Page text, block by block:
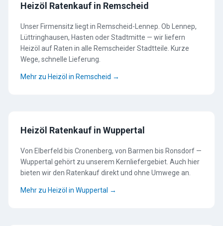
Heizöl Ratenkauf in Remscheid
Unser Firmensitz liegt in Remscheid-Lennep. Ob Lennep,
Lüttringhausen, Hasten oder Stadtmitte — wir liefern
Heizöl auf Raten in alle Remscheider Stadtteile. Kurze
Wege, schnelle Lieferung.
Mehr zu Heizöl in Remscheid →
Heizöl Ratenkauf in Wuppertal
Von Elberfeld bis Cronenberg, von Barmen bis Ronsdorf —
Wuppertal gehört zu unserem Kernliefergebiet. Auch hier
bieten wir den Ratenkauf direkt und ohne Umwege an.
Mehr zu Heizöl in Wuppertal →